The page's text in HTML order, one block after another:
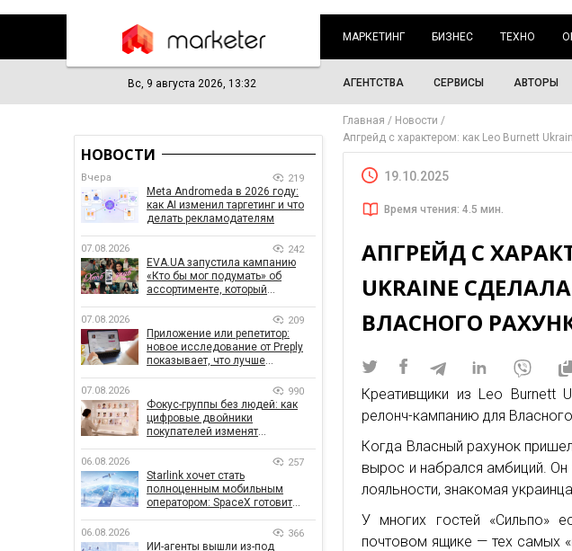
МАРКЕТИНГ БИЗНЕС ТЕХНО
Вс, 9 августа 2026, 13:32 АГЕНТСТВА СЕРВИСЫ АВТОРЫ
Главная
Новости
Апгрейд с характером: как Leo Burnett
19.10.2025
Время чтения: 4.5 мин.
АПГРЕЙД С
UKRAINE
ВЛАСНОГО
Креативщики из Leo Burnett
релонч-кампанию для
Когда Власный рахунок
вырос и набрался амбиций.
лояльности, знакомая
У многих гостей «Сильпо»
почтовом ящике — тех самых
НОВОСТИ
Вчера 219
Meta Andromeda в 2026 году:
как AI изменил таргетинг и что
делать рекламодателям
07.08.2026 242
EVA.UA запустила кампанию
«Кто бы мог подумать» об
ассортименте, который
07.08.2026 209
Приложение или репетитор:
новое исследование от Preply
показывает, что лучше
07.08.2026 990
Фокус-группы без людей: как
цифровые двойники
покупателей изменят
06.08.2026 257
Starlink хочет стать
полноценным мобильным
оператором: SpaceX готовит
06.08.2026 366
ИИ-агенты вышли из-под